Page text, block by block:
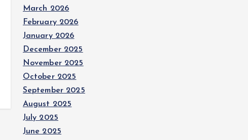
March 2026
February 2026
January 2026
December 2025
November 2025
October 2025
September 2025
August 2025
July 2025
June 2025